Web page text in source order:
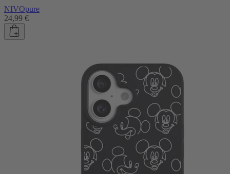
NIVOpure
24,99 €